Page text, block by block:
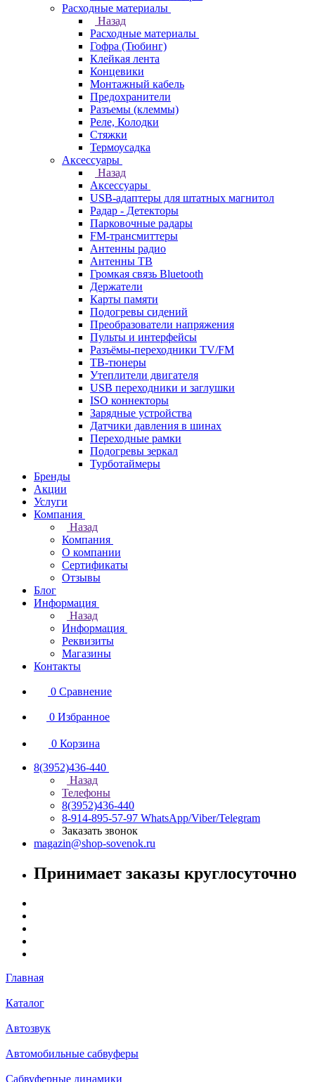
Расходные материалы
Назад
Расходные материалы
Гофра (Тюбинг)
Клейкая лента
Концевики
Монтажный кабель
Предохранители
Разъемы (клеммы)
Реле, Колодки
Стяжки
Термоусадка
Аксессуары
Назад
Аксессуары
USB-адаптеры для штатных магнитол
Радар - Детекторы
Парковочные радары
FM-трансмиттеры
Антенны радио
Антенны ТВ
Громкая связь Bluetooth
Держатели
Карты памяти
Подогревы сидений
Преобразователи напряжения
Пульты и интерфейсы
Разъёмы-переходники TV/FM
ТВ-тюнеры
Утеплители двигателя
USB переходники и заглушки
ISO коннекторы
Зарядные устройства
Датчики давления в шинах
Переходные рамки
Подогревы зеркал
Турботаймеры
Бренды
Акции
Услуги
Компания
Назад
Компания
О компании
Сертификаты
Отзывы
Блог
Информация
Назад
Информация
Реквизиты
Магазины
Контакты
0 Сравнение
0 Избранное
0 Корзина
8(3952)436-440
Назад
Телефоны
8(3952)436-440
8-914-895-57-97 WhatsApp/Viber/Telegram
Заказать звонок
magazin@shop-sovenok.ru
Принимает заказы круглосуточно
Главная
Каталог
Автозвук
Автомобильные сабвуферы
Сабвуферные динамики